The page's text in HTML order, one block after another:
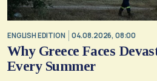
ENGLISH EDITION 04.08.2026, 08:00
Why Greece Faces
Every Summer